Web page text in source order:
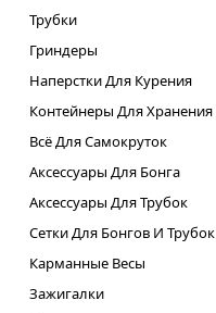
Трубки
Гриндеры
Наперстки Для Курения
Контейнеры Для Хранения
Всё Для Самокруток
Аксессуары Для Бонга
Аксессуары Для Трубок
Сетки Для Бонгов И Трубок
Карманные Весы
Зажигалки